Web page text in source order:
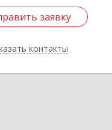
заявку
контакты
заявку
Назад